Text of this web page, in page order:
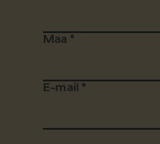
Maa *
E-mail *